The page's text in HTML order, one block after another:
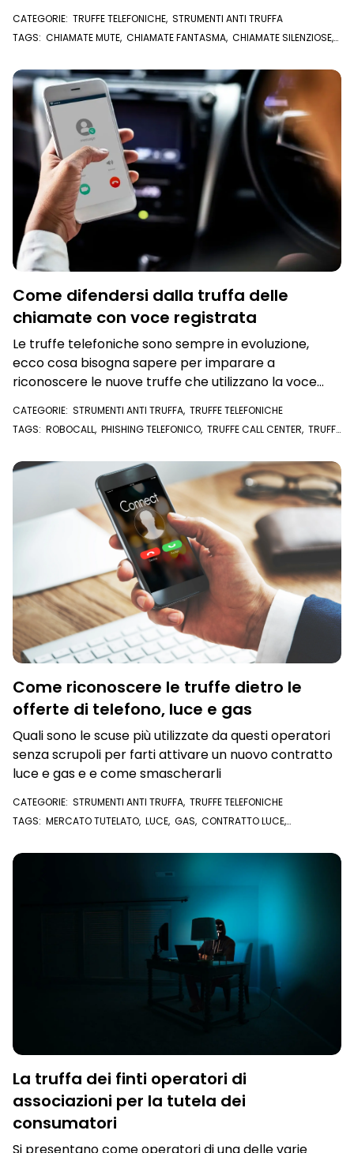
CATEGORIE: TRUFFE TELEFONICHE, STRUMENTI ANTI TRUFFA
TAGS: CHIAMATE MUTE, CHIAMATE FANTASMA, CHIAMATE SILENZIOSE,
Come difendersi dalla truffa delle
chiamate con voce registrata
Le truffe telefoniche sono sempre in evoluzione,
ecco cosa bisogna sapere per imparare a
riconoscere le nuove truffe che utilizzano la voce
CATEGORIE: STRUMENTI ANTI TRUFFA, TRUFFE TELEFONICHE
TAGS: ROBOCALL, PHISHING TELEFONICO, TRUFFE CALL CENTER, TRUFFE
Come riconoscere le truffe dietro le
offerte di telefono, luce e gas
Quali sono le scuse più utilizzate da questi operatori
senza scrupoli per farti attivare un nuovo contratto
luce e gas e e come smascherarli
CATEGORIE: STRUMENTI ANTI TRUFFA, TRUFFE TELEFONICHE
TAGS: MERCATO TUTELATO, LUCE, GAS, CONTRATTO LUCE,
La truffa dei finti operatori di
associazioni per la tutela dei
consumatori